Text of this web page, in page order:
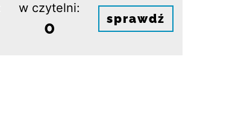
w czytelni:
0 sprawdź